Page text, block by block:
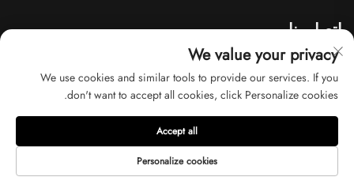
اتصل بنا
يوشان، مدينة كونشان، مدينة سوتشو، مقاطعة جيانغسو، الصين
We value your privacy
We use cookies and similar tools to provide our services. If you
don't want to accept all cookies, click Personalize cookies.
Personalize cookies
Accept all